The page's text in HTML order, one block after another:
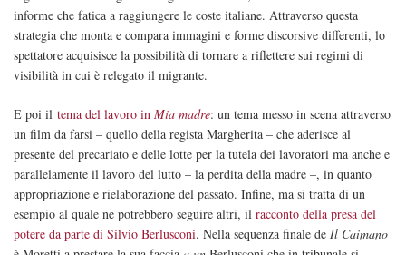
informe che fatica a raggiungere le coste italiane. Attraverso questa
strategia che monta e compara immagini e forme discorsive differenti, lo
spettatore acquisisce la possibilità di tornare a riflettere sui regimi di
visibilità in cui è relegato il migrante.
E poi il tema del lavoro in Mia madre: un tema messo in scena attraverso
un film da farsi – quello della regista Margherita – che aderisce al
presente del precariato e delle lotte per la tutela dei lavoratori ma anche e
parallelamente il lavoro del lutto – la perdita della madre –, in quanto
appropriazione e rielaborazione del passato. Infine, ma si tratta di un
esempio al quale ne potrebbero seguire altri, il racconto della presa del
potere da parte di Silvio Berlusconi. Nella sequenza finale de Il Caimano